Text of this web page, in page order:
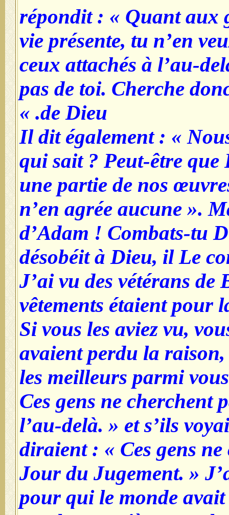
répondit : « Quant aux
vie présente, tu n’en
ceux attachés à l’au-
pas de toi. Cherche
de Dieu. »
Il dit également : «
qui sait ? Peut-être que
une partie de nos
n’en agrée aucune ».
d’Adam ! Combats-tu
désobéit à Dieu, il Le
J’ai vu des vétérans de
vêtements étaient pour
Si vous les aviez vu,
avaient perdu la raison,
les meilleurs parmi
Ces gens ne cherchent
l’au-delà. » et s’ils
diraient : « Ces gens
Jour du Jugement. »
pour qui le monde